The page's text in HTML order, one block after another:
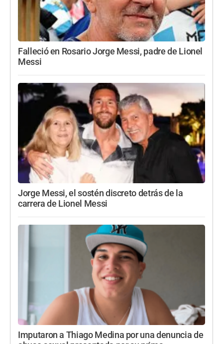
Falleció en Rosario Jorge Messi, padre de Lionel
Messi
Jorge Messi, el sostén discreto detrás de la
carrera de Lionel Messi
Imputaron a Thiago Medina por una denuncia de